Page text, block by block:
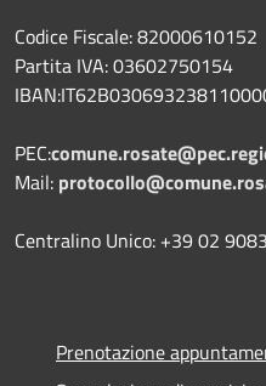
Codice Fiscale: 82000610152
Partita IVA: 03602750154
PEC:
Mail:
Centralino Unico: +39 02
Prenotazione